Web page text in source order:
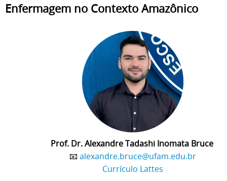
Enfermagem no Contexto Amazônico
Prof. Dr. Alexandre Tadashi Inomata Bruce
📧 alexandre.bruce@ufam.edu.br
Currículo Lattes